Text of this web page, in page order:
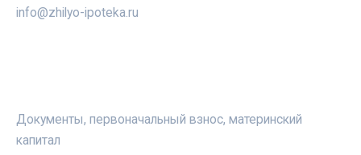
info@zhilyo-ipoteka.ru
Документы, первоначальный взнос, материнский
капитал